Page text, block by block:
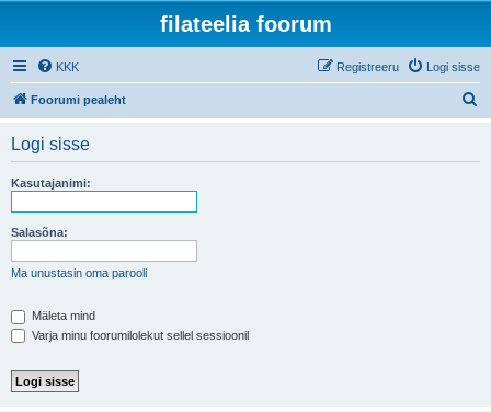
filateelia foorum
KKK Logi sisse
Registreeru
Foorumi pealeht
Logi sisse
Kasutajanimi:
Salasõna:
Ma unustasin oma parooli
Mäleta mind
Varja minu foorumilolekut sellel sessioonil